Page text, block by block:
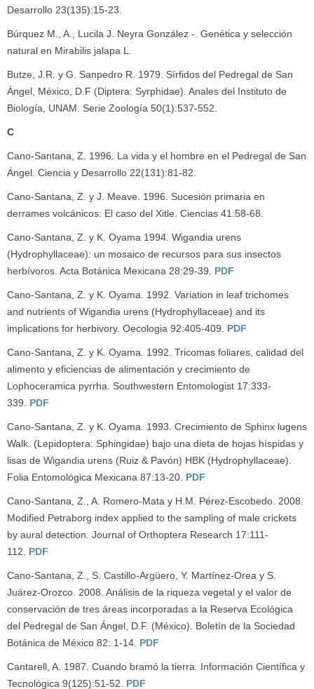
Desarrollo 23(135):15-23.
Búrquez M., A., Lucila J. Neyra González -. Genética y selección
natural en Mirabilis jalapa L.
Butze, J.R. y G. Sanpedro R. 1979. Sírfidos del Pedregal de San
Ángel, México, D.F (Diptera: Syrphidae). Anales del Instituto de
Biología, UNAM. Serie Zoología 50(1):537-552.
C
Cano-Santana, Z. 1996. La vida y el hombre en el Pedregal de San
Ángel. Ciencia y Desarrollo 22(131):81-82.
Cano-Santana, Z. y J. Meave. 1996. Sucesión primaria en
derrames volcánicos: El caso del Xitle. Ciencias 41:58-68.
Cano-Santana, Z. y K. Oyama 1994. Wigandia urens
(Hydrophyllaceae): un mosaico de recursos para sus insectos
herbívoros. Acta Botánica Mexicana 28:29-39. PDF
Cano-Santana, Z. y K. Oyama. 1992. Variation in leaf trichomes
and nutrients of Wigandia urens (Hydrophyllaceae) and its
implications for herbivory. Oecologia 92:405-409. PDF
Cano-Santana, Z. y K. Oyama. 1992. Tricomas foliares, calidad del
alimento y eficiencias de alimentación y crecimiento de
Lophoceramica pyrrha. Southwestern Entomologist 17:333-
339. PDF
Cano-Santana, Z. y K. Oyama. 1993. Crecimiento de Sphinx lugens
Walk. (Lepidoptera: Sphingidae) bajo una dieta de hojas híspidas y
lisas de Wigandia urens (Ruiz & Pavón) HBK (Hydrophyllaceae).
Folia Entomológica Mexicana 87:13-20. PDF
Cano-Santana, Z., A. Romero-Mata y H.M. Pérez-Escobedo. 2008.
Modified Petraborg index applied to the sampling of male crickets
by aural detection. Journal of Orthoptera Research 17:111-
112. PDF
Cano-Santana, Z., S. Castillo-Argüero, Y. Martínez-Orea y S.
Juárez-Orozco. 2008. Análisis de la riqueza vegetal y el valor de
conservación de tres áreas incorporadas a la Reserva Ecológica
del Pedregal de San Ángel, D.F. (México). Boletín de la Sociedad
Botánica de México 82: 1-14. PDF
Cantarell, A. 1987. Cuando bramó la tierra. Información Científica y
Tecnológica 9(125):51-52. PDF